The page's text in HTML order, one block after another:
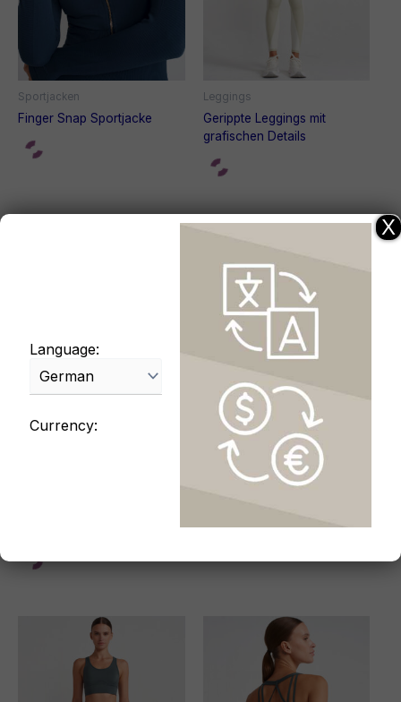
Sportjacken
Finger Snap Sportjacke
Leggings
Gerippte Leggings mit
grafischen Details
Language:
Currency:
X